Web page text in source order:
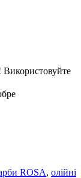
Використовуйте
ROSA, олійні